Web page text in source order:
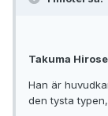
Takuma Hirose
Han är
den tysta